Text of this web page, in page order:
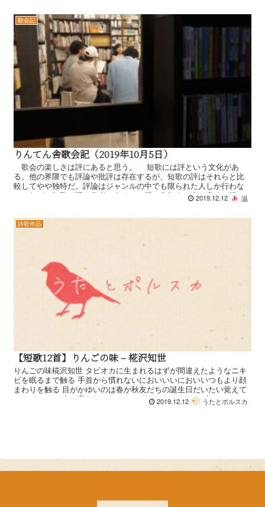
歌会記
りんてん舎歌会記（2019年10月5日）
歌会の楽しさは評にあると思う。 短歌には評という文化があ
る。他の界隈でも評論や批評は存在するが、短歌の評はそれらと比
較してやや独特だ。評論はジャンルの中でも限られた人しか行わな
いけれど、短歌の評は作者、あるいは場に参加する人の多くが行...
2019.12.12 温
詩歌作品
【短歌12首】りんごの味 – 椛沢知世
りんごの味椛沢知世 タピオカに生まれるはずが間違えたようなニキ
ビを眠るまで触る 手首から慣れないにおいいいにおいいつもより顔
まわりを触る 目がかゆいのは春か秋友だちの誕生日だいたい覚えて
る かわいいと人に言われてつぶやけば口からスクランブ...
2019.12.12 うたとポルスカ